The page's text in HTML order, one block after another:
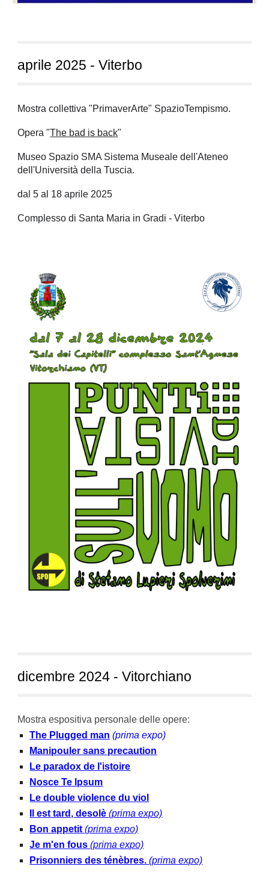
aprile 2025 - Viterbo
Mostra collettiva "PrimaverArte" SpazioTempismo.
Opera "The bad is back"
Museo Spazio SMA Sistema Museale dell'Ateneo
dell'Università della Tuscia.
dal 5 al 18 aprile 2025
Complesso di Santa Maria in Gradi - Viterbo
dicembre 2024 - Vitorchiano
Mostra espositiva personale delle opere:
The Plugged man (prima expo)
Manipouler sans precaution
Le paradox de l'istoire
Nosce Te Ipsum
Le double violence du viol
Il est tard, desolè(prima expo)
Bon appetit(prima expo)
Je m'en fous(prima expo)
Prisonniers des ténèbres.(prima expo)